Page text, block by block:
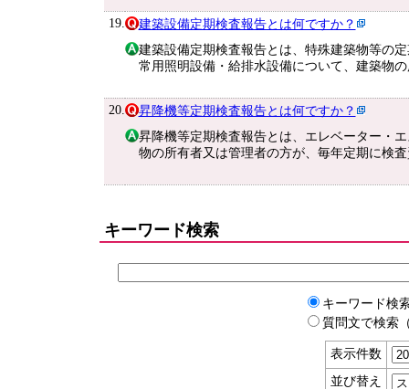
19.
建築設備定期検査報告とは何ですか？
建築設備定期検査報告とは、特殊建築物等の
常用照明設備・給排水設備について、建築物
20.
昇降機等定期検査報告とは何ですか？
昇降機等定期検査報告とは、エレベーター・
物の所有者又は管理者の方が、毎年定期に検
キーワード検索
キーワード検
質問文で検索
表示件数
並び替え